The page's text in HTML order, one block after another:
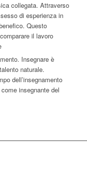
collegata. Attraverso
di esperienza in
Questo
il lavoro
Insegnare è
naturale.
dell’insegnamento
insegnante del